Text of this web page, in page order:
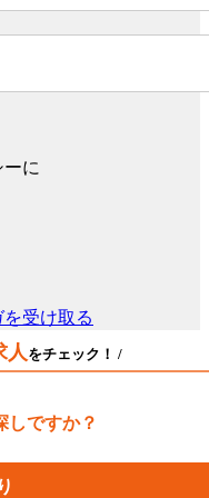
に
人をチェック！ /
しですか？